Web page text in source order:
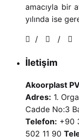
amacıyla bir
yılında ise
/ /
İletişim
Akoorplast
Adres: 1.
Cadde No:3
Telefon: +90
502 11 90